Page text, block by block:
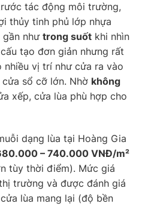
tác động môi trường,
thủy tinh phủ lớp nhựa
gần như trong suốt khi nhìn
tạo đơn giản nhưng rất
nhiều vị trí như cửa ra vào
sổ cỡ lớn. Nhờ không
xếp, cửa lùa phù hợp cho
dạng lùa tại Hoàng Gia
– 740.000 VNĐ/m²
tùy thời điểm). Mức giá
trường và được đánh giá
lùa mang lại (độ bền